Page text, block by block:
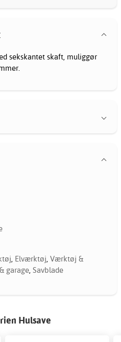
sekskantet skaft, muliggør
, Elværktøj, Værktøj &
garage, Savblade
Hulsave